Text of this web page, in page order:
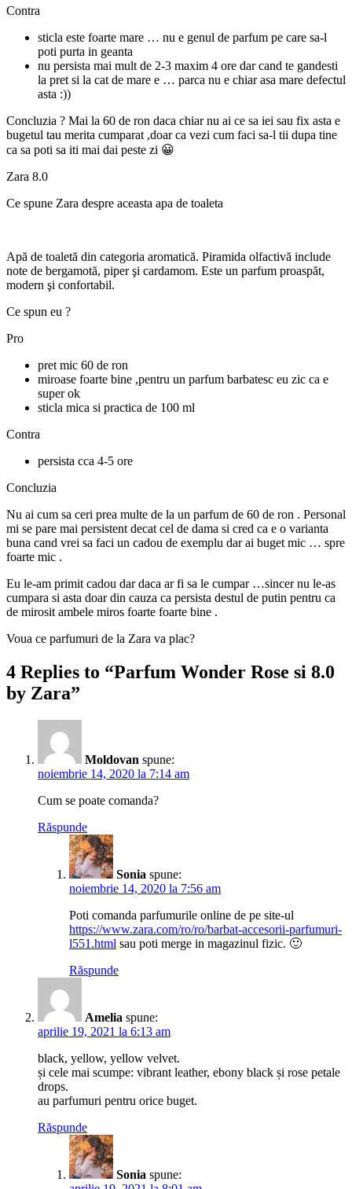
Contra
sticla este foarte mare … nu e genul de parfum pe care sa-l
poti purta in geanta
nu persista mai mult de 2-3 maxim 4 ore dar cand te gandesti
la pret si la cat de mare e … parca nu e chiar asa mare defectul
asta :))
Concluzia ? Mai la 60 de ron daca chiar nu ai ce sa iei sau fix asta e
bugetul tau merita cumparat ,doar ca vezi cum faci sa-l tii dupa tine
ca sa poti sa iti mai dai peste zi 😀
Zara 8.0
Ce spune Zara despre aceasta apa de toaleta
Apă de toaletă din categoria aromatică. Piramida olfactivă include
note de bergamotă, piper şi cardamom. Este un parfum proaspăt,
modern şi confortabil.
Ce spun eu ?
Pro
pret mic 60 de ron
miroase foarte bine ,pentru un parfum barbatesc eu zic ca e
super ok
sticla mica si practica de 100 ml
Contra
persista cca 4-5 ore
Concluzia
Nu ai cum sa ceri prea multe de la un parfum de 60 de ron . Personal
mi se pare mai persistent decat cel de dama si cred ca e o varianta
buna cand vrei sa faci un cadou de exemplu dar ai buget mic … spre
foarte mic .
Eu le-am primit cadou dar daca ar fi sa le cumpar …sincer nu le-as
cumpara si asta doar din cauza ca persista destul de putin pentru ca
de mirosit ambele miros foarte foarte bine .
Voua ce parfumuri de la Zara va plac?
4 Replies to “Parfum Wonder Rose si 8.0
by Zara”
Moldovan spune:
noiembrie 14, 2020 la 7:14 am
Cum se poate comanda?
Răspunde
Sonia spune:
noiembrie 14, 2020 la 7:56 am
Poti comanda parfumurile online de pe site-ul
https://www.zara.com/ro/ro/barbat-accesorii-parfumuri-
l551.html sau poti merge in magazinul fizic. 🙂
Răspunde
Amelia spune:
aprilie 19, 2021 la 6:13 am
black, yellow, yellow velvet.
și cele mai scumpe: vibrant leather, ebony black și rose petale
drops.
au parfumuri pentru orice buget.
Răspunde
Sonia spune: